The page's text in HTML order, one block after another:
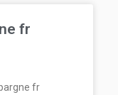
fr
fr